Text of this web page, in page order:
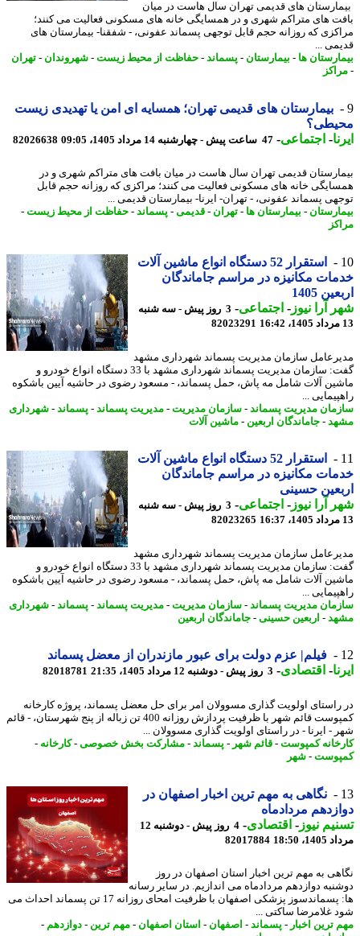
های قدیمی تهران سال هاست در میان
های متراکم شهری و در همسایگی خانه های مسکونی فعالیت می کنند؛
که روزانه حجم قابل توجهی پسماند عفونی، - شفقنا- بیمارستان های
...
ها- بیمارستان-پسماند-حفاظت از محیط زیست-شهروندان- تهران
بیمارستان های قدیمی تهران؛ همسایه ای امن یا تهدیدی زیست
-اجتماعی-47 ساعت پیش - چهارشنبه 14 مرداد 1405، 09:05 82026638
قدیمی تهران سال هاست در میان بافت های متراکم شهری و در
خانه های مسکونی فعالیت می کنند؛ مراکزی که روزانه حجم قابل
پسماند عفونی، - تهران- ایرنا- بیمارستان قدیمی ...
-بیمارستان ها- تهران- قدیمی-پسماند-حفاظت از محیط زیست-
استقرار 52 دستگاه انواع ماشین آلات
مکانیزه در مراسم جاماندگان
1405
آرا نیوز-اجتماعی-
3 روز پیش - سه شنبه
82023291
سازمان مدیریت پسماند شهرداری مشهد
گفت: سازمان مدیریت پسماند شهرداری مشهد با 33 دستگاه انواع خودرو و
آلات شامل مه پاش، حمل پسماند، - مسعود رضوی در حاشیه آیین باشکوه
...
مدیریت پسماند-سازمان مدیریت-مدیریت پسماند-پسماند-شهرداری
-جاماندگان اربعین -ماشین آلات
استقرار 52 دستگاه انواع ماشین آلات
مکانیزه در مراسم جاماندگان
حسینی
آرا نیوز-اجتماعی-
3 روز پیش - سه شنبه
82023265
سازمان مدیریت پسماند شهرداری مشهد
گفت: سازمان مدیریت پسماند شهرداری مشهد با 33 دستگاه انواع خودرو و
آلات شامل مه پاش، حمل پسماند، - مسعود رضوی در حاشیه آیین باشکوه
...
مدیریت پسماند-سازمان مدیریت-مدیریت پسماند-پسماند-شهرداری
-اربعین حسینی-جاماندگان اربعین
فیلم| عزم دولت برای عبور مازندران از معضل پسماند
-اقتصادی-3 روز پیش - دوشنبه 12 مرداد 1405، 21:35 82018781
اولویت گذاری مسوولان امر برای حل معضل پسماند، پروژه کارخانه
کمپوست قائم شهر با ظرفیت پردازش روزانه 400 تن زباله از پنج شهرستان، - قائم
- ایرنا - در راستای اولویت گذاری مسوولان ...
کمپوست-قائم شهر -پسماند-مشارکت بخش خصوصی-کارخانه -
-شهر
نگاهی به مهم ترین اخبار اصفهان در
مردادماه
نیوز-اقتصادی-
4 روز پیش - دوشنبه 12
18:50
82017884
به مهم ترین اخبار استان اصفهان در روز
دوازدهم مردادماه می اندازیم. در سایر رسانه
ها: پسماندسوز پزشکی اصفهان با ظرفیت امحای روزانه 17 تن پسماند احداث می
غلامرضا ساکتی ...
ترین اخبار -پسماند-اصفهان-استان اصفهان-مهم ترین- دوازدهم -